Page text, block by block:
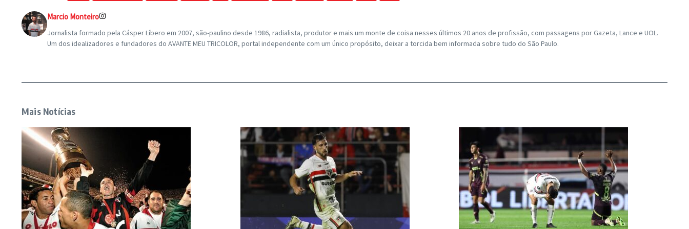
Marcio Monteiro
Jornalista formado pela Cásper Líbero em 2007, são-paulino desde 1986, radialista, produtor e mais um monte de coisa nesses últimos 20 anos de profissão, com passagens por Gazeta, Lance e UOL.
Um dos idealizadores e fundadores do AVANTE MEU TRICOLOR, portal independente com um único propósito, deixar a torcida bem informada sobre tudo do São Paulo.
Mais Notícias